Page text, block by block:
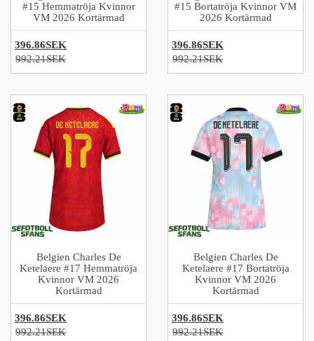
#15 Hemmatröja Kvinnor
VM 2026 Kortärmad
396.86SEK
992.21SEK
#15 Bortatröja Kvinnor VM
2026 Kortärmad
396.86SEK
992.21SEK
Belgien Charles De
Ketelaere #17 Hemmatröja
Kvinnor VM 2026
Kortärmad
396.86SEK
992.21SEK
Belgien Charles De
Ketelaere #17 Bortatröja
Kvinnor VM 2026
Kortärmad
396.86SEK
992.21SEK